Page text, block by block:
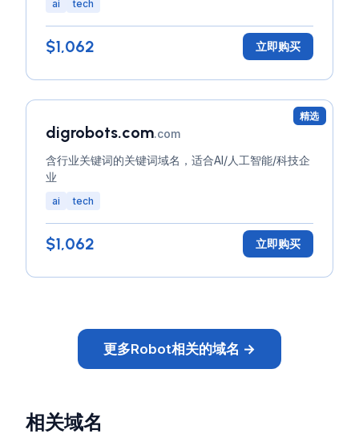
ai tech
$1,062 立即购买
精选
digrobots.com.com
含行业关键词的关键词域名，适合AI/人工智能/科技企
业
ai tech
$1,062 立即购买
更多Robot相关的域名 →
相关域名